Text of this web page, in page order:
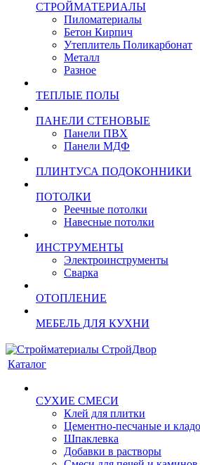
СТРОЙМАТЕРИАЛЫ
Пиломатериалы
Бетон Кирпич
Утеплитель Поликарбонат
Металл
Разное
ТЕПЛЫЕ ПОЛЫ
ПАНЕЛИ СТЕНОВЫЕ
Панели ПВХ
Панели МДФ
ПЛИНТУСА ПОДОКОННИКИ
ПОТОЛКИ
Реечные потолки
Навесные потолки
ИНСТРУМЕНТЫ
Электроинструменты
Сварка
ОТОПЛЕНИЕ
МЕБЕЛЬ ДЛЯ КУХНИ
Каталог
СУХИЕ СМЕСИ
Клей для плитки
Цементно-песчаные и
Шпаклевка
Добавки в растворы